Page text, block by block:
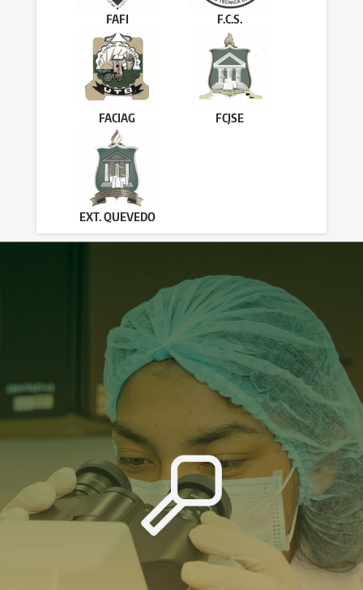
FAFI F.C.S.
FACIAG FCJSE
EXT. QUEVEDO